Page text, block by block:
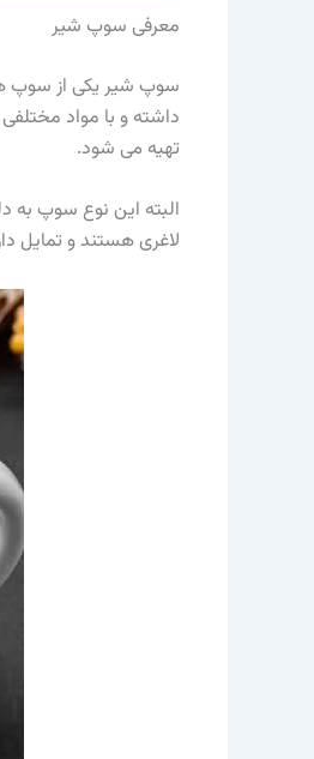
معرفی سوپ شیر
سوپ شیر یکی از سوپ
داشته و با مواد
تهیه می شود.
البته این نوع سوپ به
لاغری هستند و تمایل